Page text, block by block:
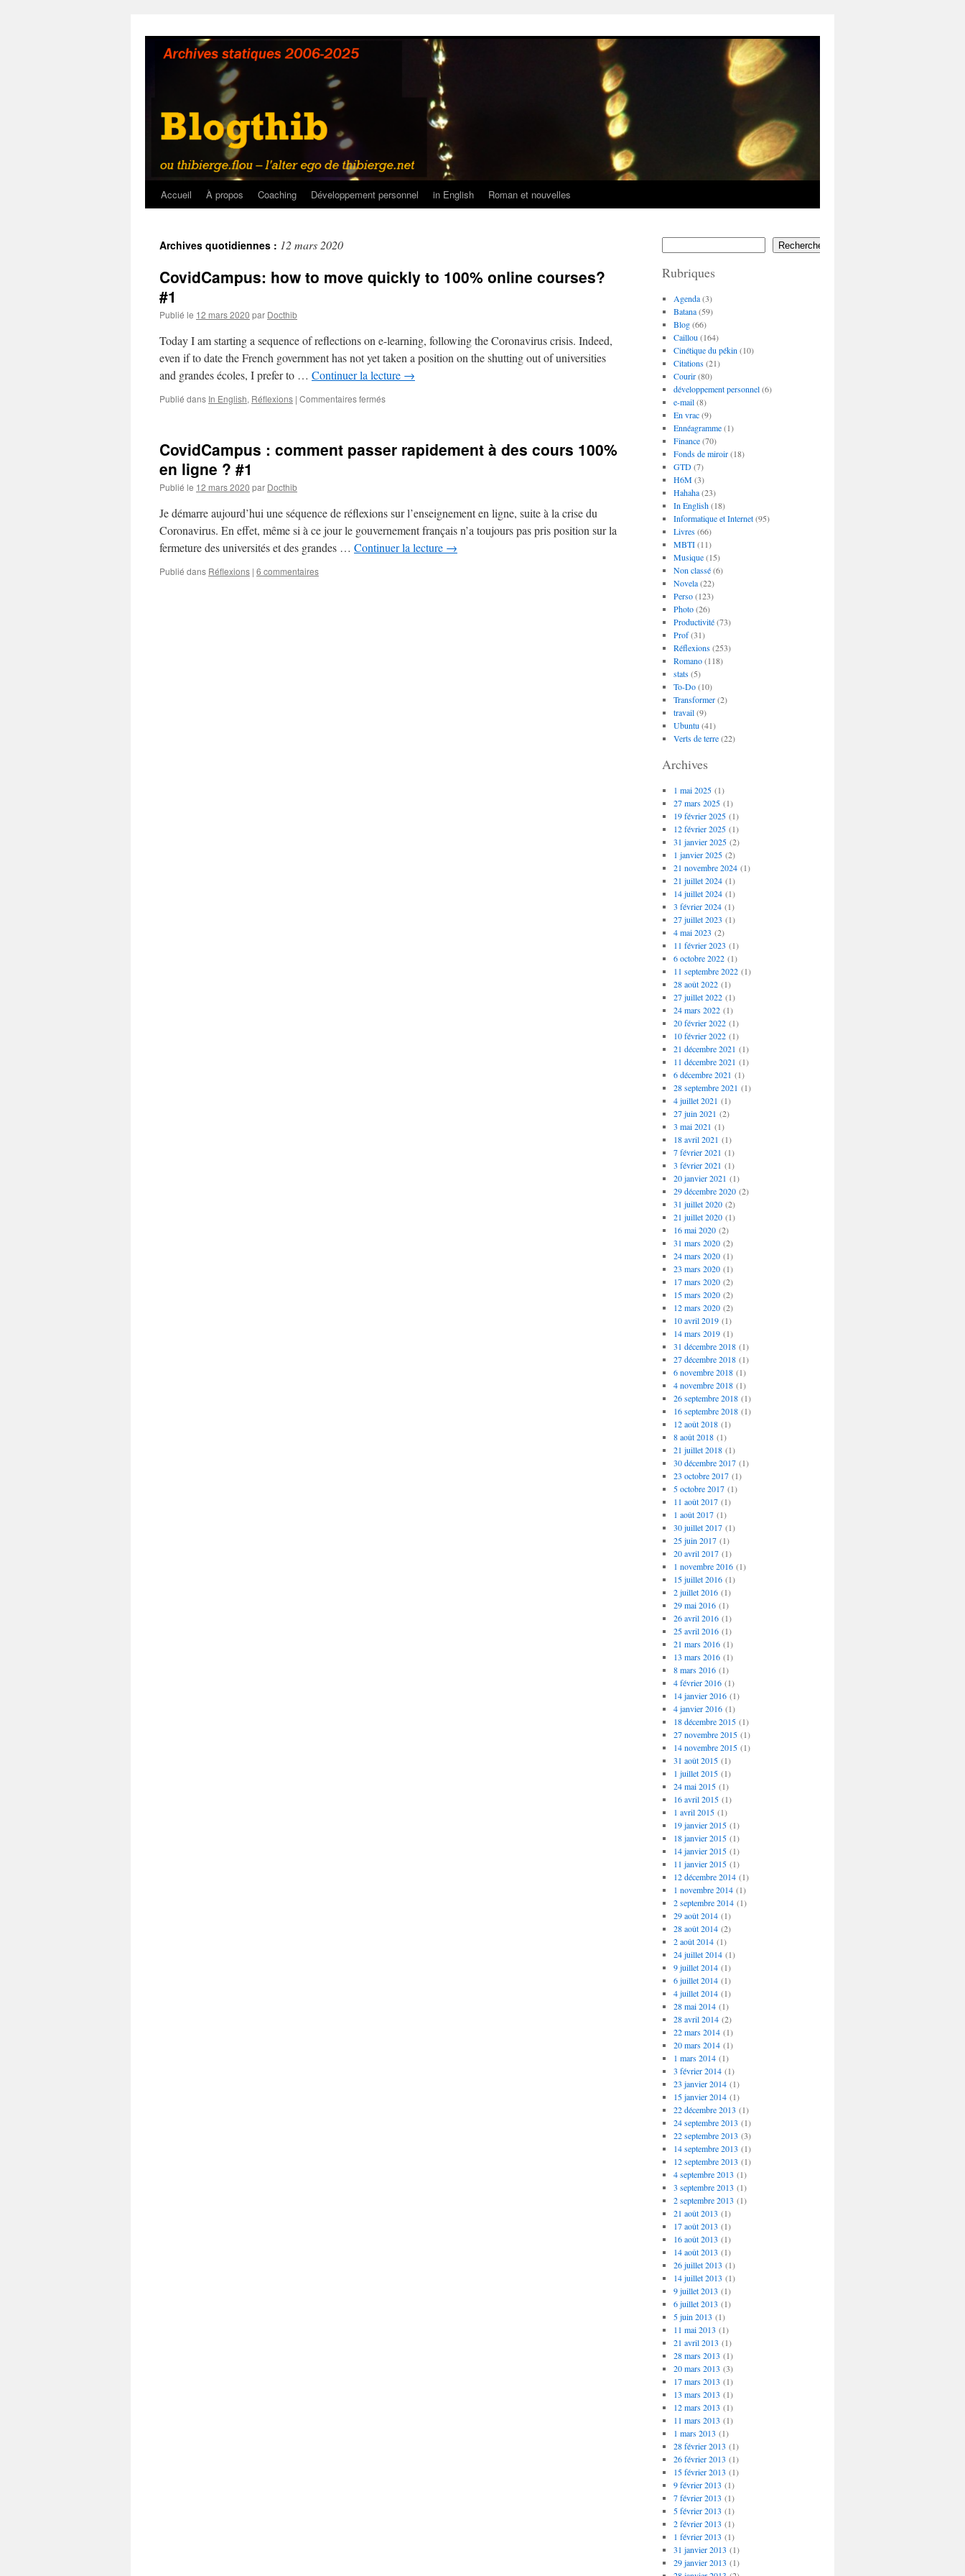
contenu
Accueil À propos Coaching Développement personnel in English Roman et nouvelles
Archives quotidiennes : 12 mars 2020
CovidCampus: how to move quickly to 100% online courses?
#1
Publié le 12 mars 2020 par Docthib
Today I am starting a sequence of reflections on e-learning, following the Coronavirus crisis. Indeed,
even if to date the French government has not yet taken a position on the shutting out of universities
and grandes écoles, I prefer to … Continuer la lecture →
Publié dans In English, Réflexions | Commentaires ferméssur
move
courses?
#1
CovidCampus : comment passer rapidement à des cours 100%
en ligne ? #1
Publié le 12 mars 2020 par Docthib
Je démarre aujourd’hui une séquence de réflexions sur l’enseignement en ligne, suite à la crise du
Coronavirus. En effet, même si à ce jour le gouvernement français n’a toujours pas pris position sur la
fermeture des universités et des grandes … Continuer la lecture →
Publié dans Réflexions | 6 commentaires
Rechercher
Rubriques
Agenda(3)
Batana(59)
Blog(66)
Caillou (164)
Cinétique du pékin (10)
Citations(21)
Courir(80)
développement personnel(6)
e-mail(8)
En vrac(9)
Ennéagramme(1)
Finance(70)
Fonds de miroir(18)
GTD(7)
H6M(3)
Hahaha(23)
In English(18)
Informatique et Internet(95)
Livres(66)
MBTI(11)
Musique(15)
Non classé(6)
Novela(22)
Perso(123)
Photo(26)
Productivité(73)
Prof(31)
Réflexions(253)
Romano(118)
stats(5)
To-Do(10)
Transformer(2)
travail(9)
Ubuntu (41)
Verts de terre(22)
Archives
1 mai 2025(1)
27 mars 2025(1)
19 février 2025(1)
12 février 2025(1)
31 janvier 2025(2)
1 janvier 2025(2)
21 novembre 2024(1)
21 juillet 2024(1)
14 juillet 2024(1)
3 février 2024(1)
27 juillet 2023 (1)
4 mai 2023 (2)
11 février 2023 (1)
6 octobre 2022(1)
11 septembre 2022(1)
28 août 2022(1)
27 juillet 2022(1)
24 mars 2022(1)
20 février 2022(1)
10 février 2022(1)
21 décembre 2021 (1)
11 décembre 2021 (1)
6 décembre 2021 (1)
28 septembre 2021 (1)
4 juillet 2021 (1)
27 juin 2021 (2)
3 mai 2021 (1)
18 avril 2021 (1)
7 février 2021 (1)
3 février 2021 (1)
20 janvier 2021 (1)
29 décembre 2020(2)
31 juillet 2020(2)
21 juillet 2020(1)
16 mai 2020(2)
31 mars 2020(2)
24 mars 2020(1)
23 mars 2020(1)
17 mars 2020(2)
15 mars 2020(2)
12 mars 2020(2)
10 avril 2019(1)
14 mars 2019(1)
31 décembre 2018(1)
27 décembre 2018(1)
6 novembre 2018(1)
4 novembre 2018(1)
26 septembre 2018(1)
16 septembre 2018(1)
12 août 2018(1)
8 août 2018(1)
21 juillet 2018(1)
30 décembre 2017(1)
23 octobre 2017(1)
5 octobre 2017(1)
11 août 2017(1)
1 août 2017(1)
30 juillet 2017(1)
25 juin 2017(1)
20 avril 2017(1)
1 novembre 2016(1)
15 juillet 2016(1)
2 juillet 2016(1)
29 mai 2016(1)
26 avril 2016(1)
25 avril 2016(1)
21 mars 2016(1)
13 mars 2016(1)
8 mars 2016(1)
4 février 2016(1)
14 janvier 2016(1)
4 janvier 2016(1)
18 décembre 2015(1)
27 novembre 2015(1)
14 novembre 2015(1)
31 août 2015(1)
1 juillet 2015(1)
24 mai 2015(1)
16 avril 2015(1)
1 avril 2015(1)
19 janvier 2015(1)
18 janvier 2015(1)
14 janvier 2015(1)
11 janvier 2015(1)
12 décembre 2014(1)
1 novembre 2014(1)
2 septembre 2014(1)
29 août 2014(1)
28 août 2014(2)
2 août 2014(1)
24 juillet 2014(1)
9 juillet 2014(1)
6 juillet 2014(1)
4 juillet 2014(1)
28 mai 2014(1)
28 avril 2014(2)
22 mars 2014(1)
20 mars 2014(1)
1 mars 2014(1)
3 février 2014(1)
23 janvier 2014(1)
15 janvier 2014(1)
22 décembre 2013 (1)
24 septembre 2013 (1)
22 septembre 2013 (3)
14 septembre 2013 (1)
12 septembre 2013 (1)
4 septembre 2013 (1)
3 septembre 2013 (1)
2 septembre 2013 (1)
21 août 2013 (1)
17 août 2013 (1)
16 août 2013 (1)
14 août 2013 (1)
26 juillet 2013 (1)
14 juillet 2013 (1)
9 juillet 2013 (1)
6 juillet 2013 (1)
5 juin 2013 (1)
11 mai 2013 (1)
21 avril 2013 (1)
28 mars 2013 (1)
20 mars 2013 (3)
17 mars 2013 (1)
13 mars 2013 (1)
12 mars 2013 (1)
11 mars 2013 (1)
1 mars 2013 (1)
28 février 2013 (1)
26 février 2013 (1)
15 février 2013 (1)
9 février 2013 (1)
7 février 2013 (1)
5 février 2013 (1)
2 février 2013 (1)
1 février 2013 (1)
31 janvier 2013 (1)
29 janvier 2013 (1)